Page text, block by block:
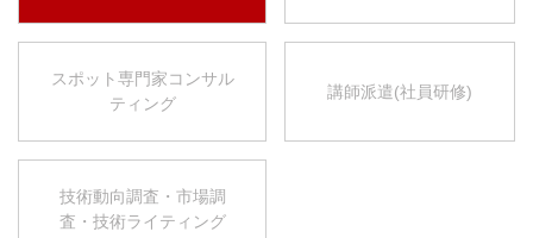
スポット専門家コンサル
ティング
講師派遣(社員研修)
技術動向調査・市場調
査・技術ライティング